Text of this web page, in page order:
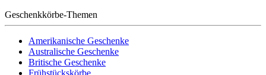
Geschenkkörbe-Themen
Amerikanische Geschenke
Australische Geschenke
Britische Geschenke
Frühstückskörbe